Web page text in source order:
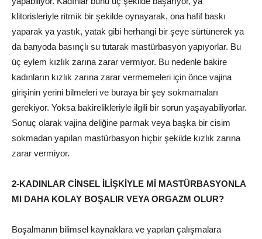
klitorisleriyle ritmik bir şekilde oynayarak, ona hafif baskı
yaparak ya yastık, yatak gibi herhangi bir şeye sürtünerek ya
da banyoda basınçlı su tutarak mastürbasyon yapıyorlar. Bu
üç eylem kızlık zarına zarar vermiyor. Bu nedenle bakire
kadınların kızlık zarına zarar vermemeleri için önce vajina
girişinin yerini bilmeleri ve buraya bir şey sokmamaları
gerekiyor. Yoksa bakirelikleriyle ilgili bir sorun yaşayabiliyorlar.
Sonuç olarak vajina deliğine parmak veya başka bir cisim
sokmadan yapılan mastürbasyon hiçbir şekilde kızlık zarına
zarar vermiyor.
2-KADINLAR CİNSEL İLİŞKİYLE Mİ MASTÜRBASYONLA
MI DAHA KOLAY BOŞALIR VEYA ORGAZM OLUR?
Boşalmanın bilimsel kaynaklara ve yapılan çalışmalara